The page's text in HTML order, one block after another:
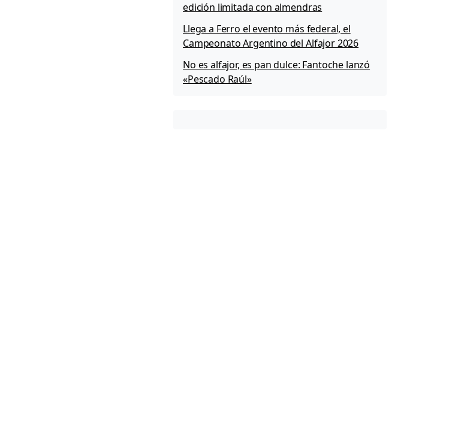
edición limitada con almendras
Llega a Ferro el evento más federal, el
Campeonato Argentino del Alfajor 2026
No es alfajor, es pan dulce: Fantoche lanzó
«Pescado Raúl»